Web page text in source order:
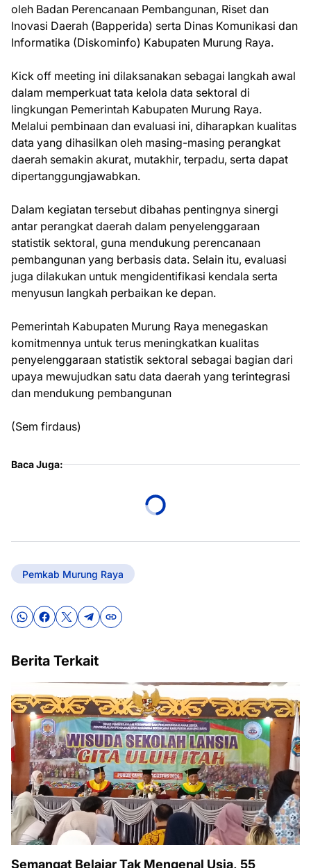
oleh Badan Perencanaan Pembangunan, Riset dan
Inovasi Daerah (Bapperida) serta Dinas Komunikasi dan
Informatika (Diskominfo) Kabupaten Murung Raya.
Kick off meeting ini dilaksanakan sebagai langkah awal
dalam memperkuat tata kelola data sektoral di
lingkungan Pemerintah Kabupaten Murung Raya.
Melalui pembinaan dan evaluasi ini, diharapkan kualitas
data yang dihasilkan oleh masing-masing perangkat
daerah semakin akurat, mutakhir, terpadu, serta dapat
dipertanggungjawabkan.
Dalam kegiatan tersebut dibahas pentingnya sinergi
antar perangkat daerah dalam penyelenggaraan
statistik sektoral, guna mendukung perencanaan
pembangunan yang berbasis data. Selain itu, evaluasi
juga dilakukan untuk mengidentifikasi kendala serta
menyusun langkah perbaikan ke depan.
Pemerintah Kabupaten Murung Raya menegaskan
komitmennya untuk terus meningkatkan kualitas
penyelenggaraan statistik sektoral sebagai bagian dari
upaya mewujudkan satu data daerah yang terintegrasi
dan mendukung pembangunan
(Sem firdaus)
Baca Juga:
Pemkab Murung Raya
Berita Terkait
Semangat Belajar Tak Mengenal Usia, 55